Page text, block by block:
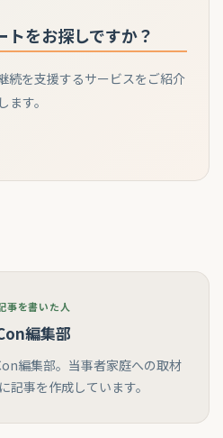
トをお探しですか？
続を支援するサービスをご紹介
します。
事を書いた人
編集部
編集部。当事者家庭への取材
記事を作成しています。